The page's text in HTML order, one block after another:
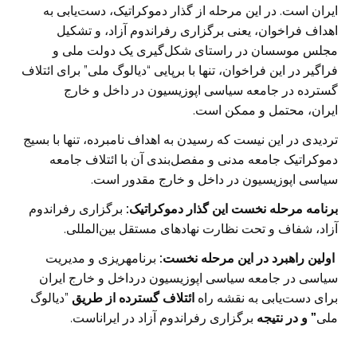
ایران است. در این مرحله از گذار دموکراتیک، دست‌یابی به
اهداف فراخوان، یعنی برگزاری رفراندوم آزاد، و تشکیل
مجلس موسسان در راستای شکل‌گیری یک دولت ملی و
فراگیر در این فراخوان، تنها با برپایی “دیالوگ ملی” برای ائتلاف
گسترده در جامعه سیاسی اپوزیسیون در داخل و خارج
ایران، محتمل و ممکن است.
تردیدی در این نیست که رسیدن به اهداف نامبرده، تنها با بسیج
دموکراتیک جامعه مدنی و مفصل‌بندی آن با ائتلاف جامعه
سیاسی اپوزیسیون در داخل و خارج مقدور است.
برنامه مرحله نخست این گذار دموکراتیک: برگزاری رفراندوم
آزاد، شفاف و تحت نظارت نهادهای مستقل بین‌المللی.
اولین راهبرد در این مرحله نخست: برنامهریزی و مدیریت
سیاسی در جامعه سیاسی اپوزیسیون درداخل و خارج ایران
برای دست‌یابی به نقشه راه ائتلاف گسترده از طریق ”دیالوگ
ملی” و در نتیجه برگزاری رفراندوم آزاد در ایراناست.